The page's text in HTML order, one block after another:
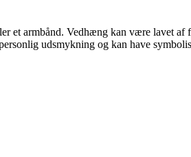
et armbånd. Vedhæng kan være lavet af
udsmykning og kan have